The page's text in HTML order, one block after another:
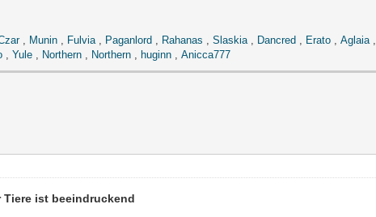
, Munin , Fulvia, Paganlord , Rahanas , Slaskia, Dancred , Erato , Aglaia,
, Yule , Northern , Northern , huginn , Anicca777
ist beeindruckend